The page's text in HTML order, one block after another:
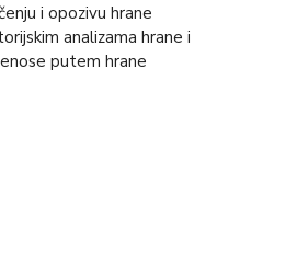
i opozivu hrane
analizama hrane i
putem hrane